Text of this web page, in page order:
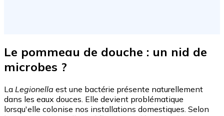
Le pommeau de douche : un nid de
microbes ?
La Legionella est une bactérie présente naturellement
dans les eaux douces. Elle devient problématique
lorsqu'elle colonise nos installations domestiques. Selon